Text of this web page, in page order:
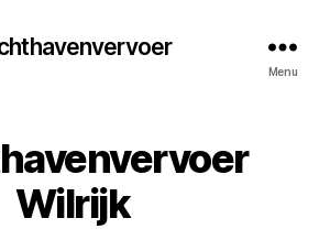
Menu
Wilrijk